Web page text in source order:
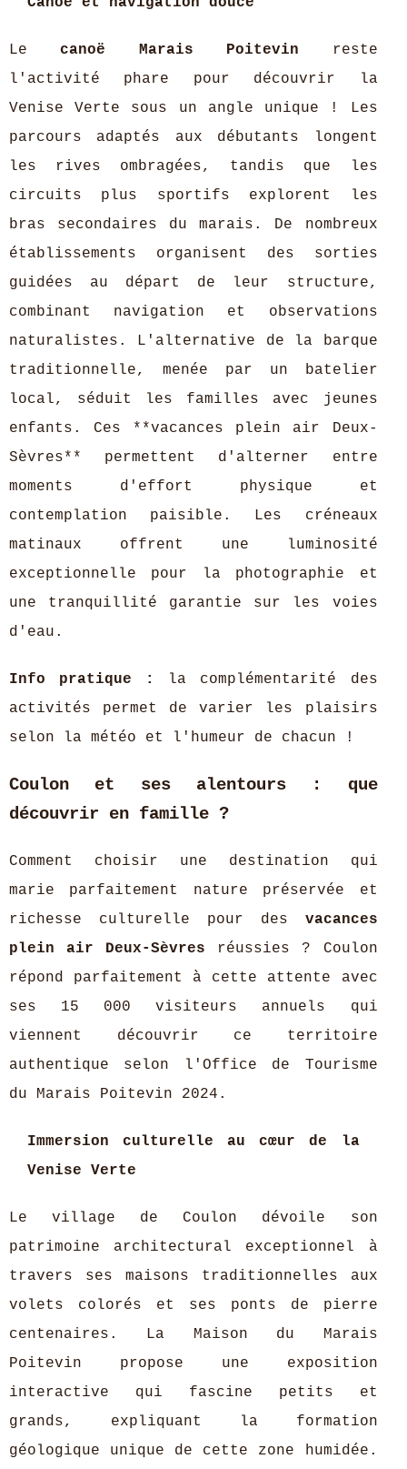
Lecanoë Marais Poitevin reste
l'activité phare pour découvrir la
Venise Verte sous un angle unique ! Les
parcours adaptés aux débutants longent
les rives ombragées, tandis que les
circuits plus sportifs explorent les
bras secondaires du marais. De nombreux
établissements organisent des sorties
guidées au départ de leur structure,
combinant navigation et observations
naturalistes. L'alternative de la barque
traditionnelle, menée par un batelier
local, séduit les familles avec jeunes
enfants. Ces **vacances plein air Deux-
Sèvres** permettent d'alterner entre
moments d'effort physique et
contemplation paisible. Les créneaux
matinaux offrent une luminosité
exceptionnelle pour la photographie et
une tranquillité garantie sur les voies
d'eau.
Info pratique :
la complémentarité des
activités permet de varier les plaisirs
selon la météo et l'humeur de chacun !
Coulon et ses alentours : que
découvrir en famille ?
Comment choisir une destination qui
marie parfaitement nature préservée et
richesse culturelle pour des vacances
plein air Deux-Sèvres réussies ? Coulon
répond parfaitement à cette attente avec
ses 15 000 visiteurs annuels qui
viennent découvrir ce territoire
authentique selon l'Office de Tourisme
du Marais Poitevin 2024.
Immersion culturelle au cœur de la
Venise Verte
Le village de Coulon dévoile son
patrimoine architectural exceptionnel à
travers ses maisons traditionnelles aux
volets colorés et ses ponts de pierre
centenaires. La Maison du Marais
Poitevin propose une exposition
interactive qui fascine petits et
grands, expliquant la formation
géologique unique de cette zone humidée.